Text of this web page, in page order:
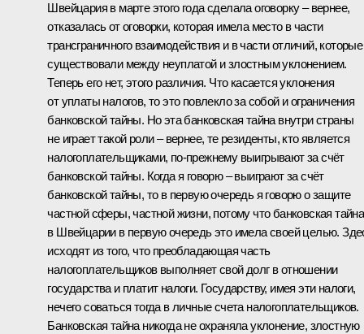
Швейцария в марте этого года сделала оговорку – вернее,
отказалась от оговорки, которая имела место в части
трансграничного взаимодействия и в части отличий, которые
существовали между неуплатой и злостным уклонением.
Теперь его нет, этого различия. Что касается уклонения
от уплаты налогов, то это повлекло за собой и ограничения
банковской тайны. Но эта банковская тайна внутри страны
не играет такой роли – вернее, те резиденты, кто является
налогоплательщиками, по‑прежнему выигрывают за счёт
банковской тайны. Когда я говорю – выиграют за счёт
банковской тайны, то в первую очередь я говорю о защите
частной сферы, частной жизни, потому что банковская тайна
в Швейцарии в первую очередь это имела своей целью.
исходят из того, что преобладающая часть
налогоплательщиков выполняет свой долг в отношении
государства и платит налоги. Государству, имея эти налоги,
нечего соваться тогда в личные счета налогоплательщиков.
Банковская тайна никогда не охраняла уклонение, злостную